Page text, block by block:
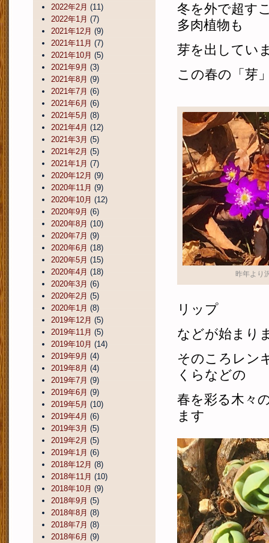
昨年より
冬を外で超す
多肉植物も
芽を出してい
この春の「芽
リップ
などが始まり
そのころレン
くらなどの
春を彩る木々
ます
2022年2月 (11)
2022年1月 (7)
2021年12月 (9)
2021年11月 (7)
2021年10月 (5)
2021年9月 (3)
2021年8月 (9)
2021年7月 (6)
2021年6月 (6)
2021年5月 (8)
2021年4月 (12)
2021年3月 (5)
2021年2月 (5)
2021年1月 (7)
2020年12月 (9)
2020年11月 (9)
2020年10月 (12)
2020年9月 (6)
2020年8月 (10)
2020年7月 (9)
2020年6月 (18)
2020年5月 (15)
2020年4月 (18)
2020年3月 (6)
2020年2月 (5)
2020年1月 (8)
2019年12月 (5)
2019年11月 (5)
2019年10月 (14)
2019年9月 (4)
2019年8月 (4)
2019年7月 (9)
2019年6月 (9)
2019年5月 (10)
2019年4月 (6)
2019年3月 (5)
2019年2月 (5)
2019年1月 (6)
2018年12月 (8)
2018年11月 (10)
2018年10月 (9)
2018年9月 (5)
2018年8月 (8)
2018年7月 (8)
2018年6月 (9)